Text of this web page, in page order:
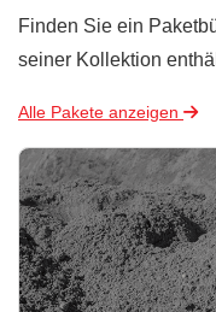
Finden Sie ein
seiner Kollektion
Alle Pakete anzeigen